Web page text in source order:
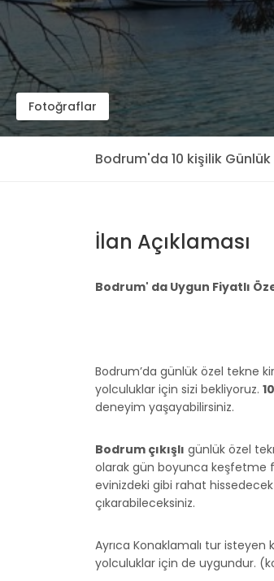
Fotoğraflar
Bodrum'da 10 kişilik Günlük
İlan Açıklaması
Bodrum' da Uygun Fiyatlı
Bodrum’da günlük özel tekne
yolculuklar için sizi bekliyoruz.
deneyim yaşayabilirsiniz.
Bodrum çıkışlı günlük özel
olarak gün boyunca keşfetme
evinizdeki gibi rahat
çıkarabileceksiniz.
Ayrıca Konaklamalı tur
yolculuklar için de uygundur.